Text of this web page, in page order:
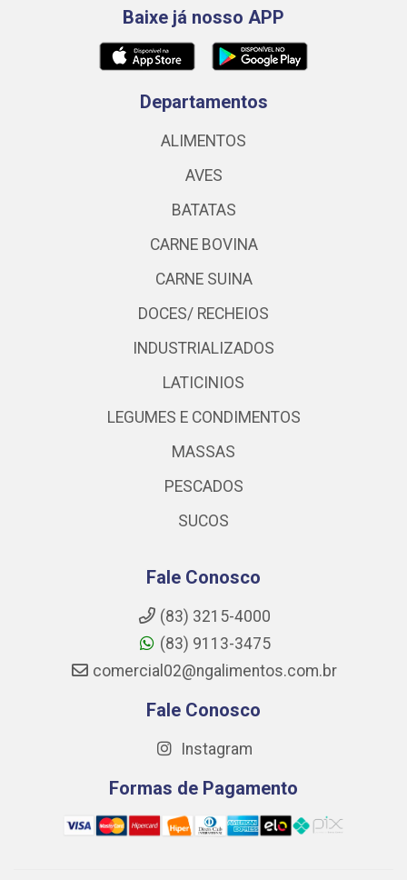
Baixe já nosso APP
Departamentos
ALIMENTOS
AVES
BATATAS
CARNE BOVINA
CARNE SUINA
DOCES/ RECHEIOS
INDUSTRIALIZADOS
LATICINIOS
LEGUMES E CONDIMENTOS
MASSAS
PESCADOS
SUCOS
Fale Conosco
(83) 3215-4000
(83) 9113-3475
comercial02@ngalimentos.com.br
Fale Conosco
Instagram
Formas de Pagamento